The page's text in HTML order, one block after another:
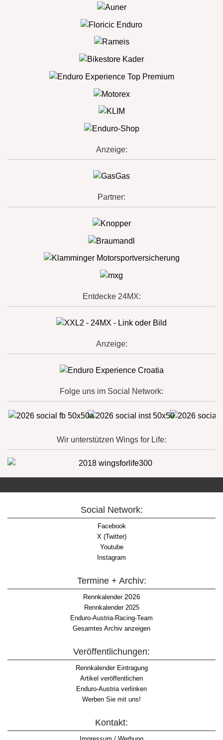
Anzeige:
Partner:
Entdecke 24MX:
Anzeige:
Folge uns im Social Network:
Wir unterstützen Wings for Life:
Social Network:
Facebook
X (Twitter)
Youtube
Instagram
Termine + Archiv:
Rennkalender2026
Rennkalender 2025
Enduro-Austria-Racing-Team
Gesamtes Archiv anzeigen
Veröffentlichungen:
Rennkalender Eintragung
Artikel veröffentlichen
Enduro-Austria verlinken
Werben Sie mit uns!
Kontakt: